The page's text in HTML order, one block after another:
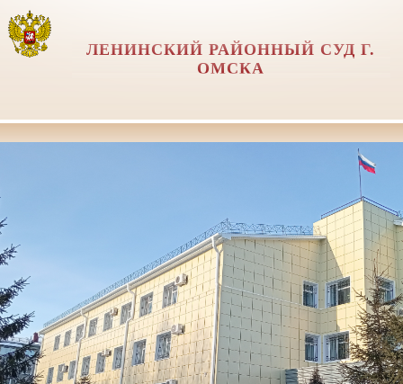
ЛЕНИНСКИЙ РАЙОННЫЙ СУД Г.
ОМСКА